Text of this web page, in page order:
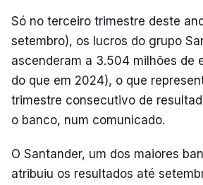
Só no terceiro trimestre deste
setembro), os lucros do grupo
ascenderam a 3.504 milhões de
do que em 2024), o que
trimestre consecutivo de
o banco, num comunicado.
O Santander, um dos maiores
atribuiu os resultados até